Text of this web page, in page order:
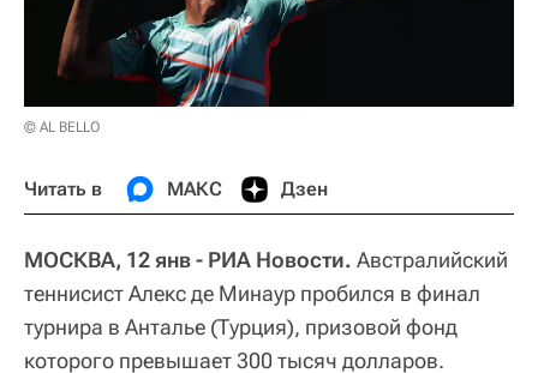
© AL BELLO
Читать в МАКС Дзен
МОСКВА, 12 янв - РИА Новости. Австралийский
теннисист Алекс де Минаур пробился в финал
турнира в Анталье (Турция), призовой фонд
которого превышает 300 тысяч долларов.